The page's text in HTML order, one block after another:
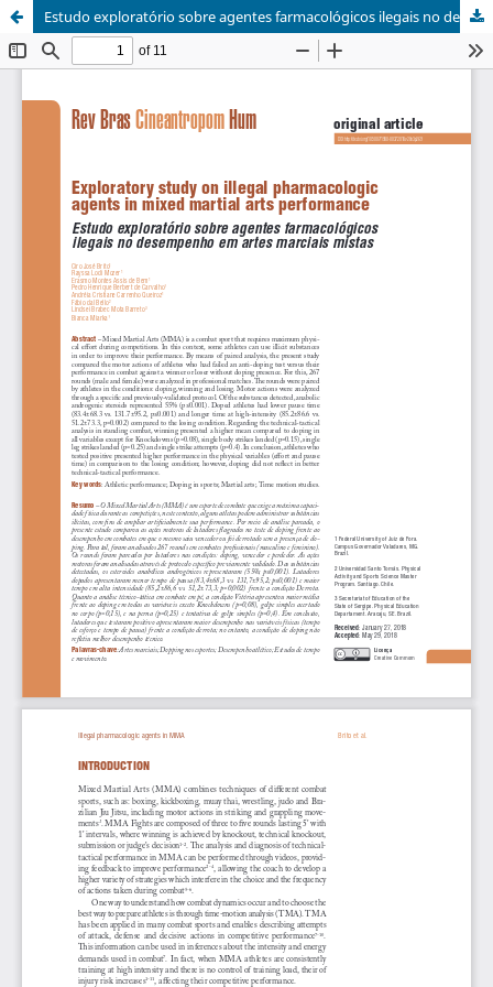
Estudo exploratório sobre agentes farmacológicos ilegais no desempenho em artes marciais mistas